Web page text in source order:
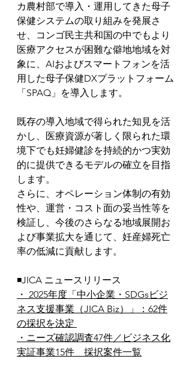
カ農村部で導入・運用してきた母子
保健システムの取り組みを発展さ
せ、コンゴ民主共和国の中でもより
医療アクセスが困難な僻地地域を対
象に、AIおよびスマートフォンを活
用した母子保健DXプラットフォーム
「SPAQ」を導入します。
既存の導入地域で得られた知見を活
かし、医療資源が著しく限られた環
境下でも妊婦健診を持続的かつ実効
的に提供できるモデルの確立を目指
します。
さらに、オペレーション体制の有効
性や、運営・コスト面の妥当性等を
検証し、今後のさらなる地域展開お
よび事業拡大を通じて、妊産婦死亡
率の低減に貢献します。
◾️JICA ニュースリリース
・ 2025年度「中小企業・SDGsビジ
ネス支援事業（JICA Biz）」：62件
の採択を決定
・ ニーズ確認調査47件／ビジネス化
実証事業15件　採択案件一覧